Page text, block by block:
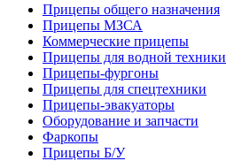
Прицепы общего назначения
Прицепы МЗСА
Коммерческие прицепы
Прицепы для водной техники
Прицепы-фургоны
Прицепы для спецтехники
Прицепы-эвакуаторы
Оборудование и запчасти
Фаркопы
Прицепы Б/У